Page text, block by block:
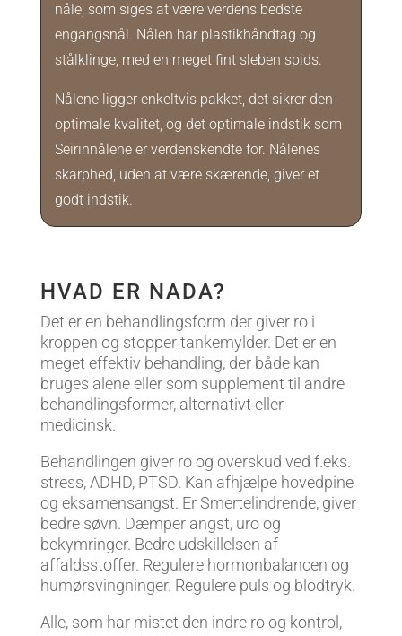
nåle, som siges at være verdens bedste
engangsnål. Nålen har plastikhåndtag og
stålklinge, med en meget fint sleben spids.
Nålene ligger enkeltvis pakket, det sikrer den
optimale kvalitet, og det optimale indstik som
Seirinnålene er verdenskendte for. Nålenes
skarphed, uden at være skærende, giver et
godt indstik.
HVAD ER NADA?
Det er en behandlingsform der giver ro i
kroppen og stopper tankemylder. Det er en
meget effektiv behandling, der både kan
bruges alene eller som supplement til andre
behandlingsformer, alternativt eller
medicinsk.
Behandlingen giver ro og overskud ved f.eks.
stress, ADHD, PTSD. Kan afhjælpe hovedpine
og eksamensangst. Er Smertelindrende, giver
bedre søvn. Dæmper angst, uro og
bekymringer. Bedre udskillelsen af
affaldsstoffer. Regulere hormonbalancen og
humørsvingninger. Regulere puls og blodtryk.
Alle, som har mistet den indre ro og kontrol,